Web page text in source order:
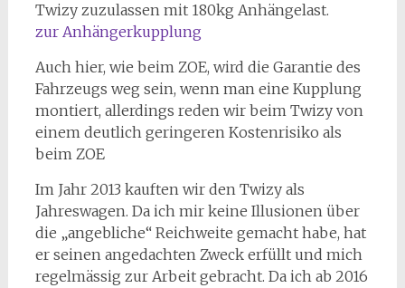
Twizy zuzulassen mit 180kg Anhängelast.
zur Anhängerkupplung
Auch hier, wie beim ZOE, wird die Garantie des
Fahrzeugs weg sein, wenn man eine Kupplung
montiert, allerdings reden wir beim Twizy von
einem deutlich geringeren Kostenrisiko als
beim ZOE
Im Jahr 2013 kauften wir den Twizy als
Jahreswagen. Da ich mir keine Illusionen über
die „angebliche“ Reichweite gemacht habe, hat
er seinen angedachten Zweck erfüllt und mich
regelmässig zur Arbeit gebracht. Da ich ab 2016